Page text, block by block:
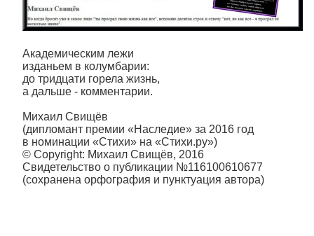
Академическим лежи
изданьем в колумбарии:
до тридцати горела жизнь,
а дальше - комментарии.
Михаил Свищёв
(дипломант премии «Наследие» за 2016 год
в номинации «Стихи» на «Стихи.ру»)
© Copyright: Михаил Свищёв, 2016
Свидетельство о публикации №116100610677
(сохранена орфография и пунктуация автора)